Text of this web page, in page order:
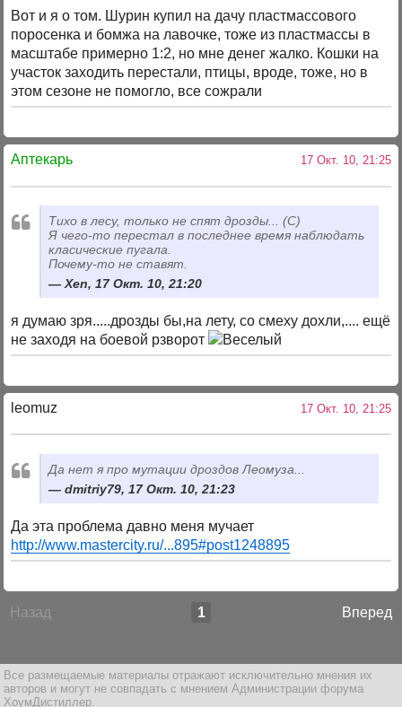
Вот и я о том. Шурин купил на дачу пластмассового
поросенка и бомжа на лавочке, тоже из пластмассы в
масштабе примерно 1:2, но мне денег жалко. Кошки на
участок заходить перестали, птицы, вроде, тоже, но в
этом сезоне не помогло, все сожрали
Аптекарь 17 Окт. 10, 21:25
Тихо в лесу, только не спят дрозды... (С)
Я чего-то перестал в последнее время наблюдать
класические пугала.
Почему-то не ставят.
Xen, 17 Окт. 10, 21:20
я думаю зря.....дрозды бы,на лету, со смеху дохли,.... ещё
не заходя на боевой рзворот
leomuz 17 Окт. 10, 21:25
Да нет я про мутации дроздов Леомуза...
dmitriy79, 17 Окт. 10, 21:23
Да эта проблема давно меня мучает
http://www.mastercity.ru/...895#post1248895
Назад Вперед
1
Все размещаемые материалы отражают исключительно мнения их
авторов и могут не совпадать с мнением Администрации форума
ХоумДистиллер.